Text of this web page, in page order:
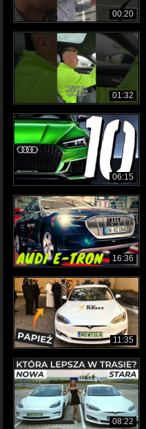
00:20
01:32
06:15
16:36
11:35
08:22